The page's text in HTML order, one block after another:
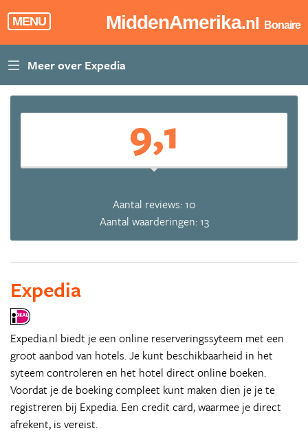
MENU MiddenAmerika.nl Bonaire
9,1
Aantal reviews: 10
Aantal waarderingen: 13
Expedia
Expedia.nl biedt je een online reserveringssyteem met een
groot aanbod van hotels. Je kunt beschikbaarheid in het
syteem controleren en het hotel direct online boeken.
Voordat je de boeking compleet kunt maken dien je je te
registreren bij Expedia. Een credit card, waarmee je direct
afrekent, is vereist.